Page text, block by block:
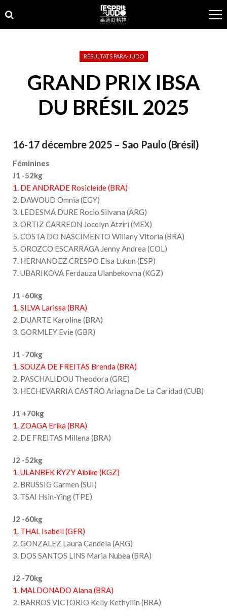
to
navigation
to
content
RÉSULTATS PARA-JUDO
GRAND PRIX IBSA
DU BRÉSIL 2025
16-17 décembre 2025 – Sao Paulo (Brésil)
Féminines
J1 -52kg
1. DE ANDRADE Rosicleide (BRA)
2. DAWOUD Omnia (EGY)
3. LEDESMA DURE Rocio Silvana (ARG)
3. ORTIZ CARREON Jocelyn Atziri (MEX)
5. COSTA DO NASCIMENTO Wiliany Vitoria (BRA)
5. OROZCO ESCARRAGA Jenny Andrea (COL)
7. HERNANDEZ CRESPO Elsa Lukun (ESP)
7. UBARIKOVA Ferdauza Ulanbekovna (KGZ)
J1 -60kg
1. SILVA Larissa (BRA)
2. DUARTE Karoline (BRA)
3. GORMLEY Evie (GBR)
J1 -70kg
1. SOUZA DE FREITAS Brenda (BRA)
2. PASCHALIDOU Theodora (GRE)
3. HECHEVARRIA CASTRO Ariagna De La Caridad (CUB)
J1 +70kg
1. ZOAGA Erika (BRA)
2. DE FREITAS Millena (BRA)
J2 -52kg
1. ULANBEK KYZY Aibike (KGZ)
2. BRUSSIG Carmen (SUI)
3. TSAI Hsin-Ying (TPE)
J2 -60kg
1. THAL Isabell (GER)
2. GONZALEZ Laura Candela (ARG)
3. DOS SANTOS LINS Maria Nubea (BRA)
J2 -70kg
1. MALDONADO Alana (BRA)
2. BARROS VICTORIO Kelly Kethyllin (BRA)